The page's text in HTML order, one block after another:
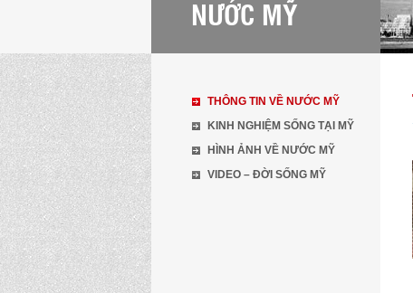
NƯỚC MỸ
THÔNG TIN VỀ NƯỚC MỸ
KINH NGHIỆM SỐNG TẠI MỸ
HÌNH ẢNH VỀ NƯỚC MỸ
VIDEO – ĐỜI SỐNG MỸ